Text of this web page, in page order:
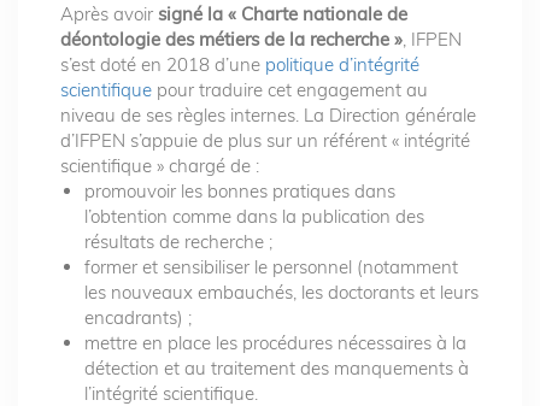
Après avoir signé la « Charte nationale de
déontologie des métiers de la recherche », IFPEN
s’est doté en 2018 d’une politique d’intégrité
scientifique pour traduire cet engagement au
niveau de ses règles internes. La Direction générale
d’IFPEN s’appuie de plus sur un référent « intégrité
scientifique » chargé de :
promouvoir les bonnes pratiques dans
l’obtention comme dans la publication des
résultats de recherche ;
former et sensibiliser le personnel (notamment
les nouveaux embauchés, les doctorants et leurs
encadrants) ;
mettre en place les procédures nécessaires à la
détection et au traitement des manquements à
l’intégrité scientifique.